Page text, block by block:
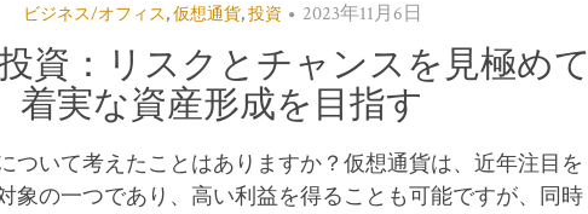
ビジネス/オフィス,仮想通貨,投資 2023年11月6日
資：リスクとチャンスを見極めて
着実な資産形成を目指す
ついて考えたことはありますか？仮想通貨は、近年注目を
象の一つであり、高い利益を得ることも可能ですが、同時